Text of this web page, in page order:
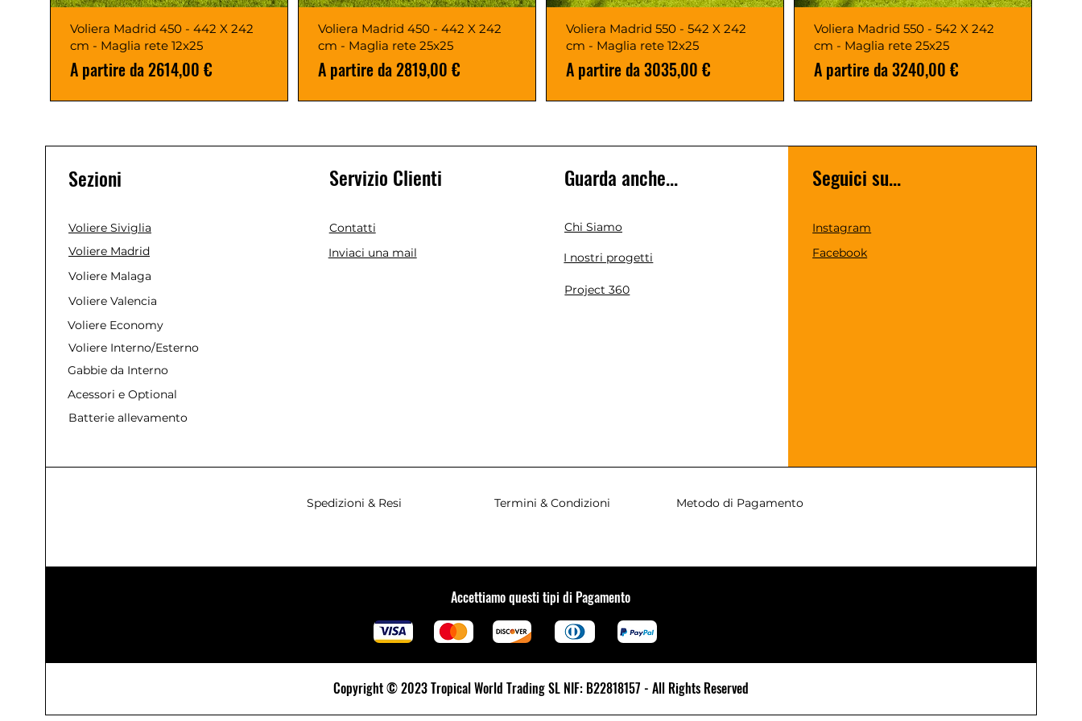
Voliera Madrid 450 - 442 X 242
cm - Maglia rete 12x25
A partire da2614,00 €
Prezzo scontato
Voliera Madrid 450 - 442 X 242
cm - Maglia rete 25x25
A partire da2819,00 €
Prezzo scontato
Voliera Madrid 550 - 542 X 242
cm - Maglia rete 12x25
A partire da3035,00 €
Prezzo scontato
Voliera Madrid 550 - 542 X 242
cm - Maglia rete 25x25
A partire da3240,00 €
Prezzo scontato
Sezioni
Voliere Siviglia
Voliere Madrid
Voliere Malaga
Voliere Valencia
Voliere Economy
Voliere Interno/Esterno
Gabbie da Interno
Acessori e Optional
Batterie allevamento
Servizio Clienti
Contatti
Inviaci una mail
Guarda anche...
I nostri progetti
Project 360
Seguici su...
Instagram
Facebook
Spedizioni & Resi Termini & Condizioni Metodo di Pagamento
Chi Siamo
Accettiamo questi tipi di Pagamento
Copyright © 2023 Tropical World Trading SL NIF: B22818157 - All Rights Reserved